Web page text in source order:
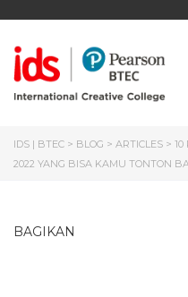
IDS | BTEC > BLOG > ARTICLES > 10
2022 YANG BISA KAMU TONTON
BAGIKAN